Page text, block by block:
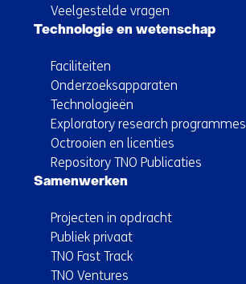
Veelgestelde vragen
Technologie en wetenschap
Faciliteiten
Onderzoeksapparaten
Technologieën
Exploratory research programmes
Octrooien en licenties
Repository TNO Publicaties
Samenwerken
Projecten in opdracht
Publiek privaat
TNO Fast Track
TNO Ventures